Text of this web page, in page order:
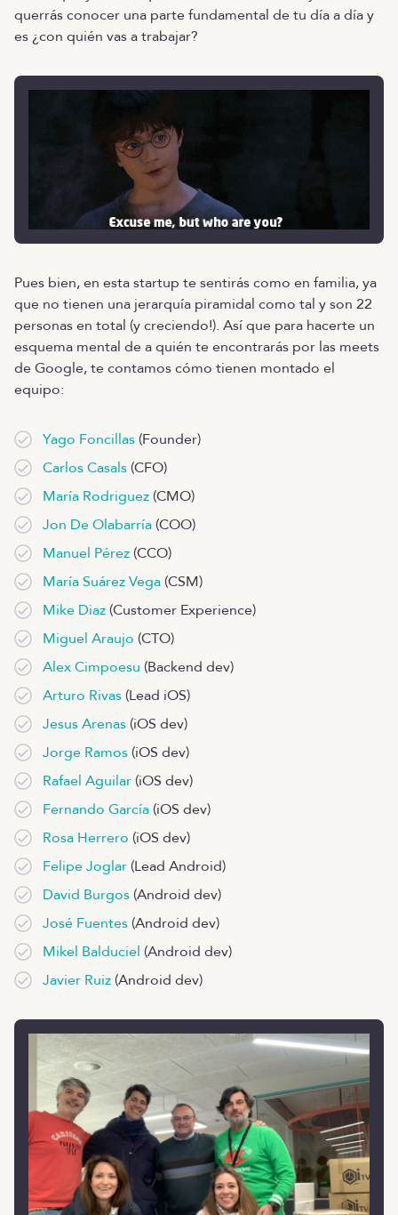
querrás conocer una parte fundamental de tu día a día y
es ¿con quién vas a trabajar?
Pues bien, en esta startup te sentirás como en familia, ya
que no tienen una jerarquía piramidal como tal y son 22
personas en total (y creciendo!). Así que para hacerte un
esquema mental de a quién te encontrarás por las meets
de Google, te contamos cómo tienen montado el
equipo:
Yago Foncillas (Founder)
Carlos Casals (CFO)
María Rodriguez (CMO)
Jon De Olabarría (COO)
Manuel Pérez (CCO)
María Suárez Vega (CSM)
Mike Diaz (Customer Experience)
Miguel Araujo (CTO)
Alex Cimpoesu (Backend dev)
Arturo Rivas (Lead iOS)
Jesus Arenas (iOS dev)
Jorge Ramos (iOS dev)
Rafael Aguilar (iOS dev)
Fernando García (iOS dev)
Rosa Herrero (iOS dev)
Felipe Joglar (Lead Android)
David Burgos (Android dev)
José Fuentes (Android dev)
Mikel Balduciel (Android dev)
Javier Ruiz (Android dev)